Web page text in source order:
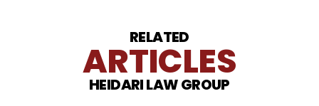
RELATED
ARTICLES
HEIDARI LAW GROUP